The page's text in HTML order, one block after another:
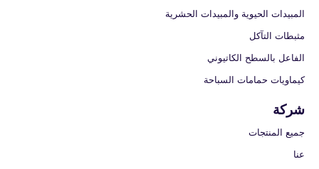
المبيدات الحيوية والمبيدات الحشرية
مثبطات التآكل
الفاعل بالسطح الكاتيوني
كيماويات حمامات السباحة
شركة
جميع المنتجات
عنا